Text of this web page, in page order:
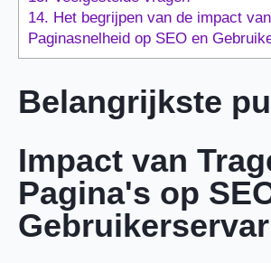
14. Het begrijpen van de impact van
Paginasnelheid op SEO en
Belangrijkste
Impact van
Pagina's op